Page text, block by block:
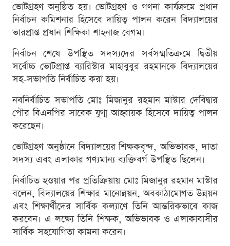
ভোটগ্রহণ অনুষ্ঠিত হয়। ভোটগ্রহণ ও গণনা কার্যক্রমে প্রধান
নির্বাচন কমিশনার হিসেবে দায়িত্ব পালন করেন বিদ্যালয়ের
ভারপ্রাপ্ত প্রধান শিক্ষিকা শাহনাজ বেগম।
নির্বাচন শেষে উপস্থিত সদস্যদের সর্বসম্মতিক্রমে দ্বিতীয়
সর্বোচ্চ ভোটপ্রাপ্ত ব্যারিস্টার মাহাবুবুর রহমানকে বিদ্যালয়ের
সহ-সভাপতি নির্বাচিত করা হয়।
নবনির্বাচিত সভাপতি মোঃ মিজানুর রহমান মাস্টার দেবিদ্বার
পৌর বিএনপির সাবেক যুগ্ম-আহ্বায়ক হিসেবে দায়িত্ব পালন
করেছেন।
ভোটগ্রহণ অনুষ্ঠানে বিদ্যালয়ের শিক্ষকবৃন্দ, অভিভাবক, দাতা
সদস্য এবং এলাকার গণ্যমান্য ব্যক্তিবর্গ উপস্থিত ছিলেন।
নির্বাচিত হওয়ার পর প্রতিক্রিয়ায় মোঃ মিজানুর রহমান মাস্টার
বলেন, বিদ্যালয়ের শিক্ষার মানোন্নয়ন, অবকাঠামোগত উন্নয়ন
এবং শিক্ষার্থীদের সার্বিক কল্যাণে তিনি আন্তরিকভাবে কাজ
করবেন। এ লক্ষ্যে তিনি শিক্ষক, অভিভাবক ও এলাকাবাসীর
সার্বিক সহযোগিতা কামনা করেন।